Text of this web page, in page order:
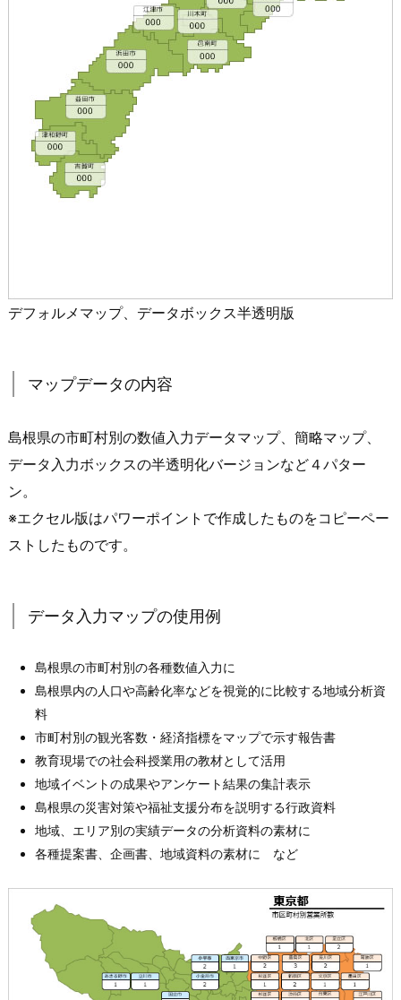
デフォルメマップ、データボックス半透明版
マップデータの内容
島根県の市町村別の数値入力データマップ、簡略マップ、
データ入力ボックスの半透明化バージョンなど４パター
ン。
※エクセル版はパワーポイントで作成したものをコピーペー
ストしたものです。
データ入力マップの使用例
島根県の市町村別の各種数値入力に
島根県内の人口や高齢化率などを視覚的に比較する地域分析資
料
市町村別の観光客数・経済指標をマップで示す報告書
教育現場での社会科授業用の教材として活用
地域イベントの成果やアンケート結果の集計表示
島根県の災害対策や福祉支援分布を説明する行政資料
地域、エリア別の実績データの分析資料の素材に
各種提案書、企画書、地域資料の素材に など